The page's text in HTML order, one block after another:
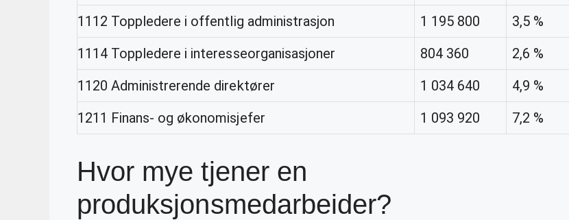
1112 Toppledere i offentlig administrasjon
1 195 800
3,5 %
1114 Toppledere i interesseorganisasjoner
804 360
2,6 %
1120 Administrerende direktører
1 034 640
4,9 %
1211 Finans- og økonomisjefer
1 093 920 7,2 %
Hvor mye tjener en
produksjonsmedarbeider?